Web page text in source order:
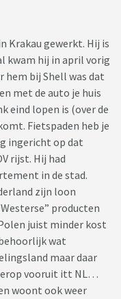
Krakau gewerkt. Hij is
kwam hij in april vorig
bij Shell was dat
met de auto je huis
eind lopen is (over de
Fietspaden heb je
ingericht op dat
rijst. Hij had
in de stad.
zijn loon
producten
juist minder kost
wat
maar daar
erop vooruit itt NL…
woont ook weer